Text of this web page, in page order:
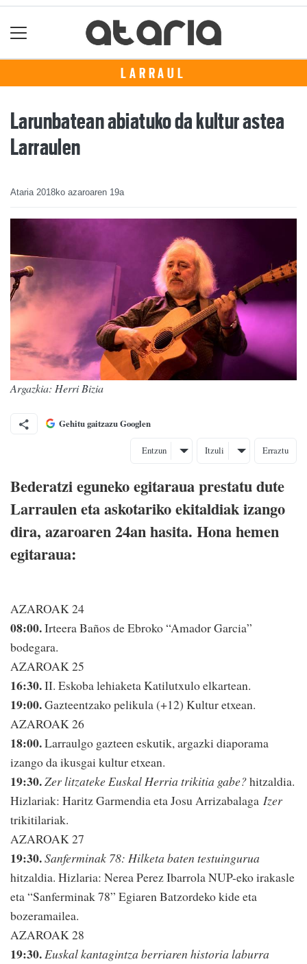
LARRAUL
Larunbatean abiatuko da kultur astea
Larraulen
Ataria 2018ko azaroaren 19a
Argazkia: Herri Bizia
Gehitu gaitzazu Googlen
Entzun Itzuli Erraztu
Bederatzi eguneko egitaraua prestatu dute
Larraulen eta askotariko ekitaldiak izango
dira, azaroaren 24an hasita. Hona hemen
egitaraua:
AZAROAK 24
08:00.Irteera Baños de Ebroko “Amador Garcia”
bodegara.
AZAROAK 25
16:30.II. Eskoba lehiaketa Katilutxulo elkartean.
19:00.Gazteentzako pelikula (+12) Kultur etxean.
AZAROAK 26
18:00.Larraulgo gazteen eskutik, argazki diaporama
izango da ikusgai kultur etxean.
19:30.Zer litzateke Euskal Herria trikitia gabe?hitzaldia.
Hizlariak: Haritz Garmendia eta Josu Arrizabalaga Izer
trikitilariak.
AZAROAK 27
19:30.Sanferminak 78: Hilketa baten testuingurua
hitzaldia. Hizlaria: Nerea Perez Ibarrola NUP-eko irakasle
eta “Sanferminak 78” Egiaren Batzordeko kide eta
bozeramailea.
AZAROAK 28
19:30.Euskal kantagintza berriaren historia laburra